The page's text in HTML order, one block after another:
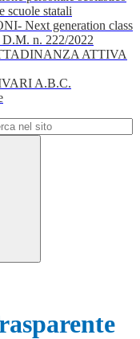
scuole statali
Next generation class
n. 222/2022
ATTIVA
A.B.C.